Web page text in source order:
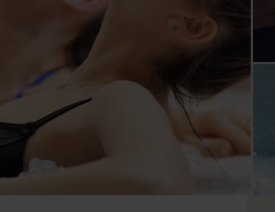
Cure de 6 jours et +